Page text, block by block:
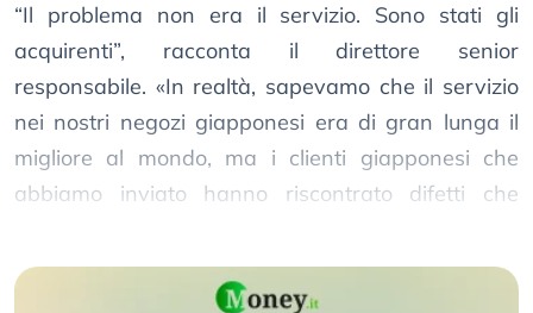
“Il problema non era il servizio. Sono stati gli
acquirenti”, racconta il direttore senior
responsabile. «In realtà, sapevamo che il servizio
nei nostri negozi giapponesi era di gran lunga il
migliore al mondo, ma i clienti giapponesi che
abbiamo inviato hanno riscontrato difetti che